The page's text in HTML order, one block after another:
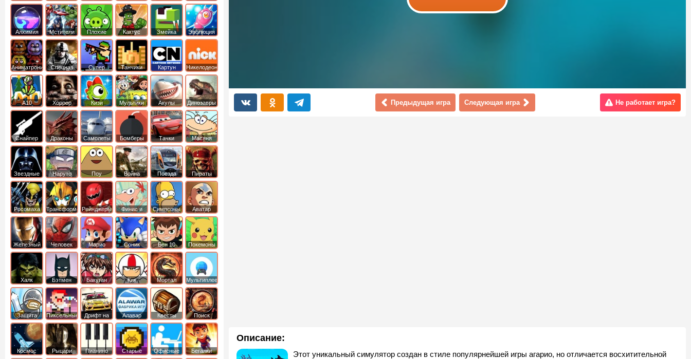
Предыдущая игра Следующая игра Не работает игра?
Описание:
Этот уникальный симулятор создан в стиле популярнейшей игры агарио, но отличается восхитительной
ест
машину
оружие
рыбку
машин
Алхимия Мстители
Плохие
свинки
Кактус
маккой
Змейка Эволюция
Аниматроники Спецназ
Супер
бойцы
Танчики
Картун
нетворк
Никелодеон
А10 Хоррор Кизи Мультики Акулы Динозавры
Снайпер Драконы Самолеты Бомберы Тачки Масяня
Звездные
войны
Наруто Поу Война Поезда
Пираты
Карибского
Моря
Росомаха ТрансформерыРейнджеры
Самураи
Финис и
Ферб
Симпсоны
Аватар
легенда об
Аанге
Железный
человек
Человек
Паук
Марио Соник Бен 10 Покемоны
Халк Бэтмен Бакуган
Кик
Бутовский
Мортал
комбат
Мультиплеер
Защита
королевства
Пиксельные
Дрифт на
машинах
Алавар Квесты
Поиск
предметов
Космос Рыцари Пианино Старые Офисные Бегалки